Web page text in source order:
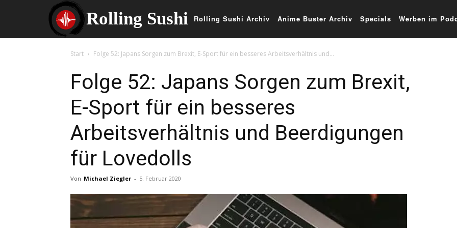
Rolling Sushi Rolling Sushi Archiv Anime Buster Archiv Specials Werben im
Start Folge 52: Japans Sorgen zum Brexit, E-Sport für ein besseres Arbeitsverhältnis und...
Folge 52: Japans Sorgen zum Brexit,
E-Sport für ein besseres
Arbeitsverhältnis und Beerdigungen
für Lovedolls
Von Michael Ziegler - 5. Februar 2020